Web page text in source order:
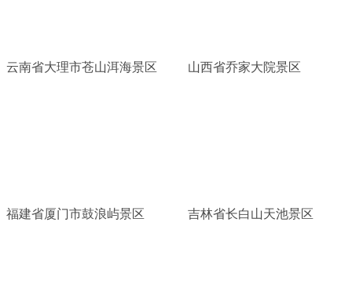
云南省大理市苍山洱海景区 山西省乔家大院景区
福建省厦门市鼓浪屿景区 吉林省长白山天池景区